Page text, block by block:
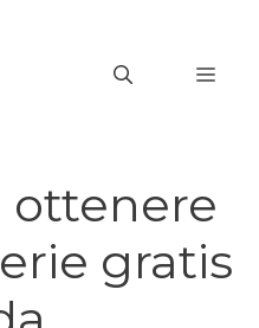
ottenere
gratis